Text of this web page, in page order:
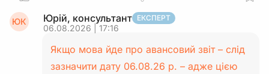
ЮК Юрій, консультант ЕКСПЕРТ
06.08.2026 | 17:16
Якщо мова йде про авансовий звіт – слід
зазначити дату 06.08.26 р. – адже цією